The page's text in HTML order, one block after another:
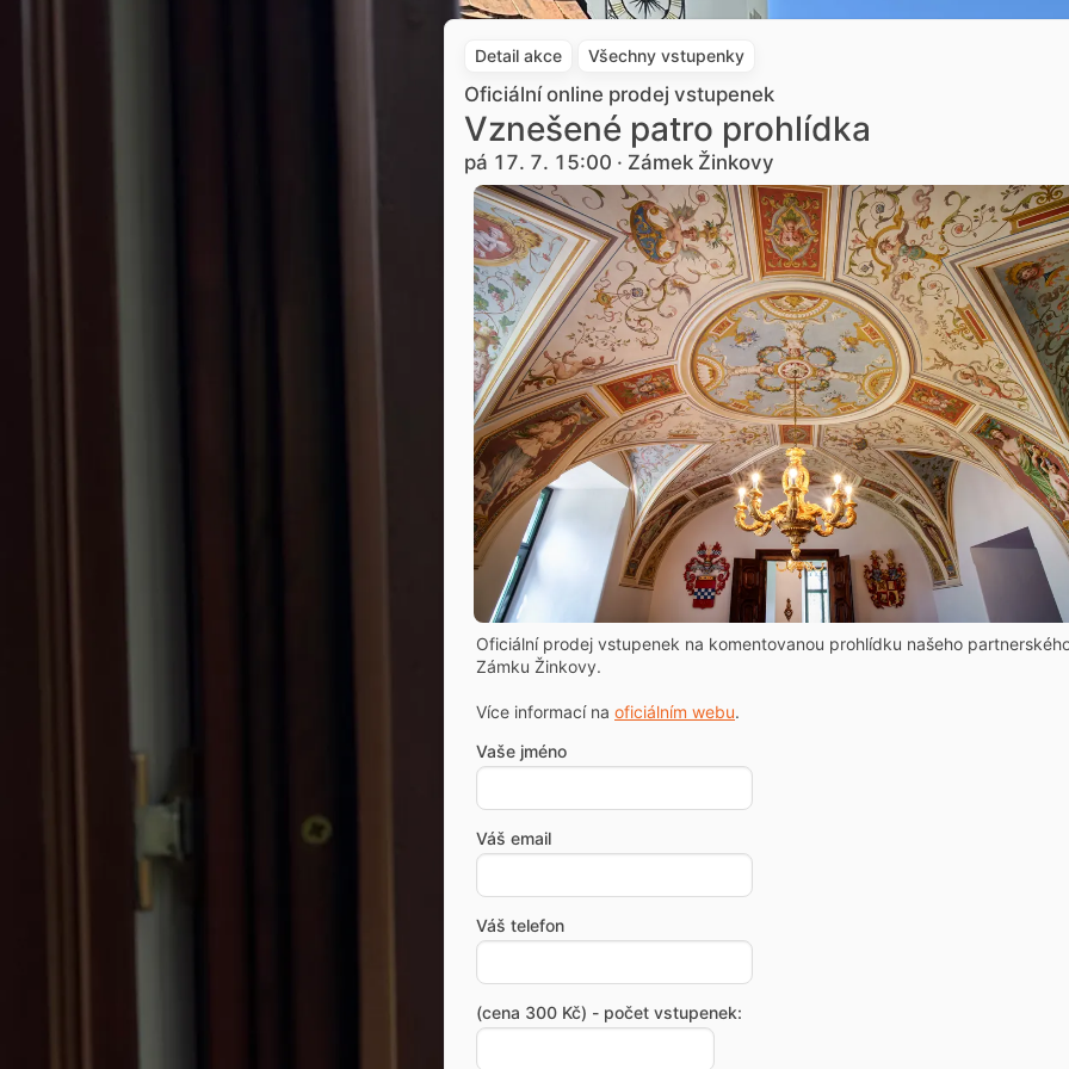
Detail akce Všechny vstupenky
Oficiální online prodej vstupenek
Vznešené patro prohlídka
pá 17. 7. 15:00 · Zámek Žinkovy
Oficiální prodej vstupenek na komentovanou prohlídku našeho
Zámku Žinkovy.
Více informací na oficiálním webu.
Vaše jméno
Váš email
Váš telefon
(cena 300 Kč) - počet vstupenek: